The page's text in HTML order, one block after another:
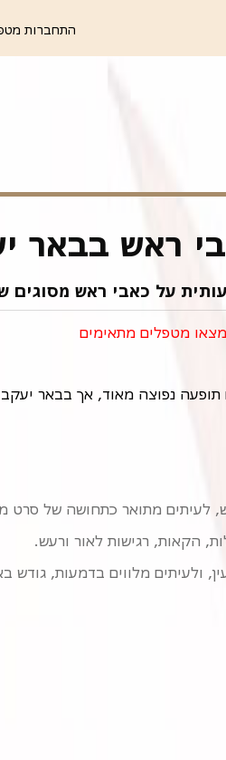
התחברות
ראש בבאר
על כאבי ראש מסוגים
מטפלים מתאימים
לעיתים מתואר כתחושה של סרט
הקאות, רגישות לאור ורעש.
ולעיתים מלווים בדמעות, גודש